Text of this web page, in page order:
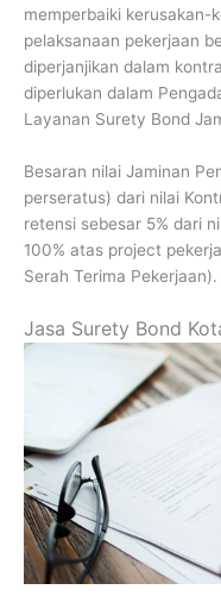
memperbaiki kerusakan-
pelaksanaan pekerjaan
diperjanjikan dalam
diperlukan dalam
Layanan Surety Bond
Besaran nilai Jaminan
perseratus) dari nilai
retensi sebesar 5% dari
100% atas project
Serah Terima Pekerjaan).
Jasa Surety Bond